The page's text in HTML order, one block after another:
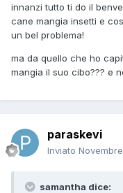
innanzi tutto ti do il
cane mangia insetti e
un bel problema!
ma da quello che ho
mangia il suo cibo??? e
paraskevi
Inviato
samantha dice: